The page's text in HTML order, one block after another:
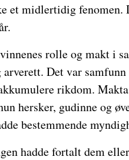
et midlertidig
rolle og makt i
Det var
rikdom.
hersker, gudinne og
bestemmende
hadde fortalt dem